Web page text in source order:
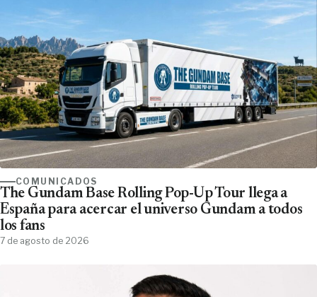
COMUNICADOS
The Gundam Base Rolling Pop-Up Tour llega a
España para acercar el universo Gundam a todos
los fans
7 de agosto de 2026